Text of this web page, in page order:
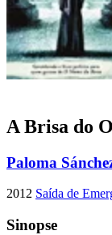
A Brisa do
Paloma
2012 Saída de
Sinopse